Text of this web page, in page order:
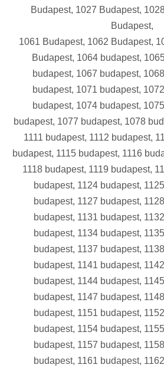
Budapest, 1027 Budapest,
Budapest,
1061 Budapest, 1062 Budapest,
Budapest, 1064 budapest,
budapest, 1067 budapest,
budapest, 1071 budapest,
budapest, 1074 budapest,
budapest, 1077 budapest, 1078
1111 budapest, 1112 budapest,
budapest, 1115 budapest, 1116
1118 budapest, 1119 budapest,
budapest, 1124 budapest,
budapest, 1127 budapest,
budapest, 1131 budapest,
budapest, 1134 budapest,
budapest, 1137 budapest,
budapest, 1141 budapest,
budapest, 1144 budapest,
budapest, 1147 budapest,
budapest, 1151 budapest,
budapest, 1154 budapest,
budapest, 1157 budapest,
budapest, 1161 budapest,